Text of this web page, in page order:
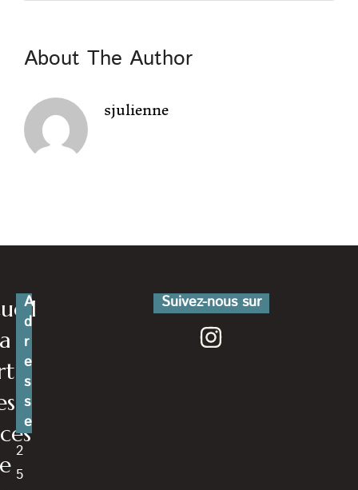
About The Author
sjulienne
A
d
r
e
s
s
e
2
5
Suivez-nous sur